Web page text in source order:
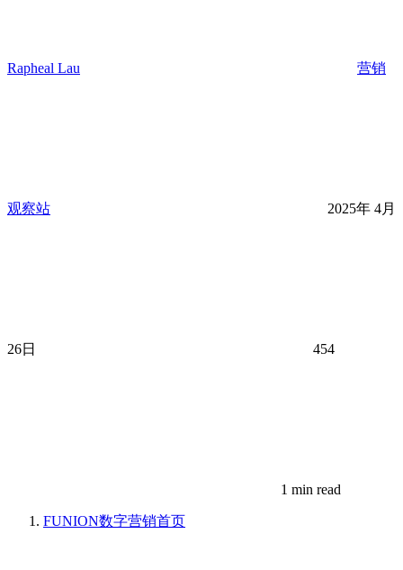
Rapheal Lau 营销
观察站 2025年 4月
26日 454
1 min read
FUNION数字营销首页